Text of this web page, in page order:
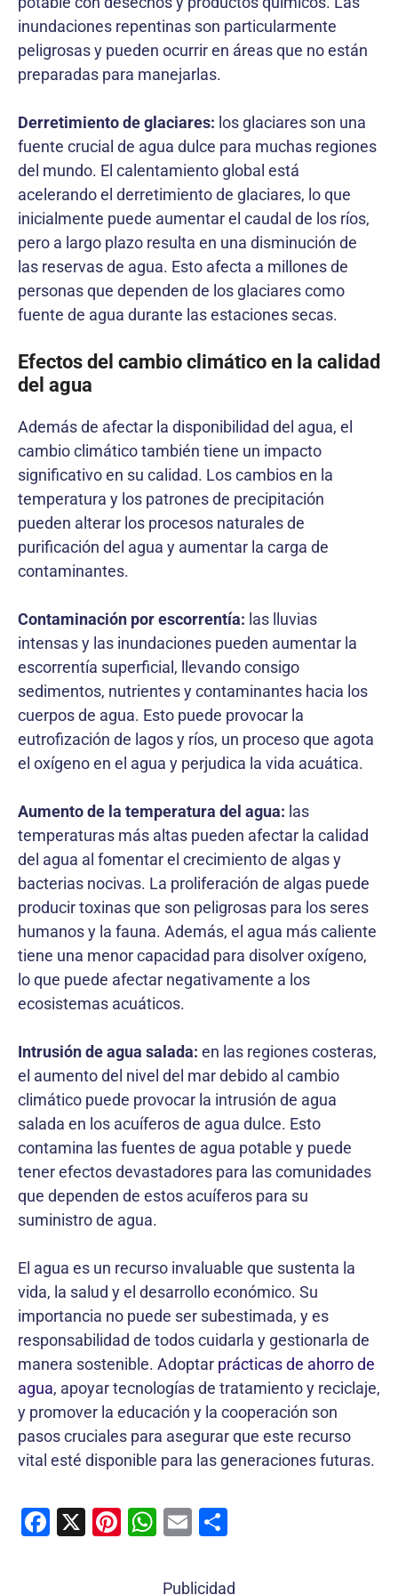
inundaciones repentinas son particularmente
peligrosas y pueden ocurrir en áreas que no están
preparadas para manejarlas.
Derretimiento de glaciares: los glaciares son una
fuente crucial de agua dulce para muchas regiones
del mundo. El calentamiento global está
acelerando el derretimiento de glaciares, lo que
inicialmente puede aumentar el caudal de los ríos,
pero a largo plazo resulta en una disminución de
las reservas de agua. Esto afecta a millones de
personas que dependen de los glaciares como
fuente de agua durante las estaciones secas.
Efectos del cambio climático en la calidad
del agua
Además de afectar la disponibilidad del agua, el
cambio climático también tiene un impacto
significativo en su calidad. Los cambios en la
temperatura y los patrones de precipitación
pueden alterar los procesos naturales de
purificación del agua y aumentar la carga de
contaminantes.
Contaminación por escorrentía: las lluvias
intensas y las inundaciones pueden aumentar la
escorrentía superficial, llevando consigo
sedimentos, nutrientes y contaminantes hacia los
cuerpos de agua. Esto puede provocar la
eutrofización de lagos y ríos, un proceso que agota
el oxígeno en el agua y perjudica la vida acuática.
Aumento de la temperatura del agua: las
temperaturas más altas pueden afectar la calidad
del agua al fomentar el crecimiento de algas y
bacterias nocivas. La proliferación de algas puede
producir toxinas que son peligrosas para los seres
humanos y la fauna. Además, el agua más caliente
tiene una menor capacidad para disolver oxígeno,
lo que puede afectar negativamente a los
ecosistemas acuáticos.
Intrusión de agua salada: en las regiones costeras,
el aumento del nivel del mar debido al cambio
climático puede provocar la intrusión de agua
salada en los acuíferos de agua dulce. Esto
contamina las fuentes de agua potable y puede
tener efectos devastadores para las comunidades
que dependen de estos acuíferos para su
suministro de agua.
El agua es un recurso invaluable que sustenta la
vida, la salud y el desarrollo económico. Su
importancia no puede ser subestimada, y es
responsabilidad de todos cuidarla y gestionarla de
manera sostenible. Adoptar prácticas de ahorro de
agua, apoyar tecnologías de tratamiento y reciclaje,
y promover la educación y la cooperación son
pasos cruciales para asegurar que este recurso
vital esté disponible para las generaciones futuras.
F
X
Pi W
at
E
ai m
Publicidad